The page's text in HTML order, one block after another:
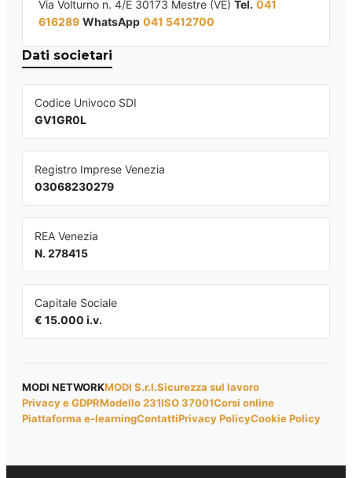
Via Volturno n. 4/E 30173 Mestre (VE) Tel. 041
616289 WhatsApp 041 5412700
Dati societari
Codice Univoco SDI
GV1GR0L
Registro Imprese Venezia
03068230279
REA Venezia
N. 278415
Capitale Sociale
€ 15.000 i.v.
MODI NETWORKMODI S.r.l.Sicurezza sul lavoro
Privacy e GDPRModello 231ISO 37001Corsi online
Piattaforma e-learningContattiPrivacy PolicyCookie Policy